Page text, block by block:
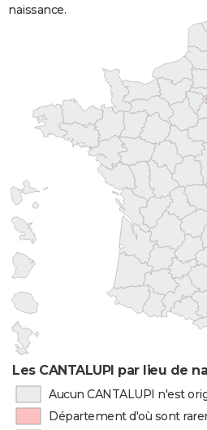
naissance.
Les CANTALUPI par lieu de
Aucun CANTALUPI n'est
Département d'où sont